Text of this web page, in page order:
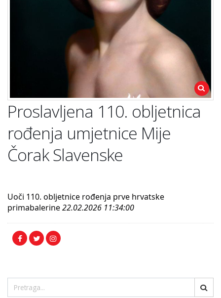
Proslavljena 110. obljetnica
rođenja umjetnice Mije
Čorak Slavenske
Uoči 110. obljetnice rođenja prve hrvatske
primabalerine22.02.2026 11:34:00